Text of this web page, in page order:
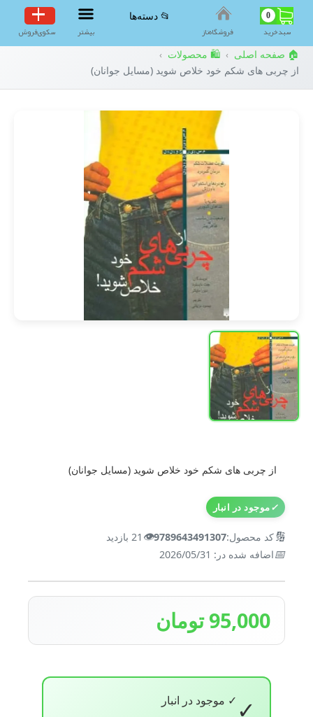
0
سبد‌خرید فروشگاه‌ناز
📂 دسته‌ها
بیشتر سکوی‌فروش
🏠 صفحه اصلی › 🛍️ محصولات ›
از چربی های شکم خود خلاص شوید (مسایل جوانان)
از چربی های شکم خود خلاص شوید (مسایل جوانان)
✓موجود در انبار
🔢کد محصول:9789643491307
👁️ 21 بازدید
📅اضافه شده در: 2026/05/31
95,000 تومان
✓ ✓ موجود در انبار